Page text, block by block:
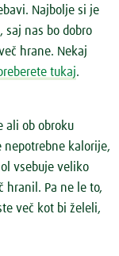
Najbolje si je
nas bo dobro
hrane. Nekaj
tukaj.
ali ob obroku
nepotrebne kalorije,
vsebuje veliko
hranil. Pa ne le to,
več kot bi želeli,